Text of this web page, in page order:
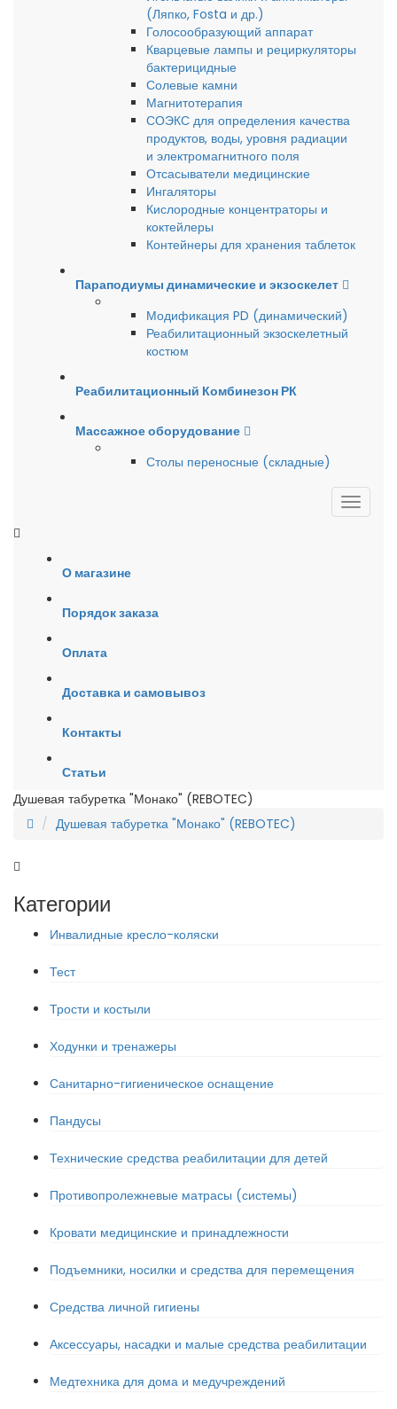
(Ляпко, Fosta и др.)
Голосообразующий аппарат
Кварцевые лампы и рециркуляторы
бактерицидные
Солевые камни
Магнитотерапия
СОЭКС для определения качества
продуктов, воды, уровня радиации
и электромагнитного поля
Отсасыватели медицинские
Ингаляторы
Кислородные концентраторы и
коктейлеры
Контейнеры для хранения таблеток
Параподиумы динамические и экзоскелет
Модификация PD (динамический)
Реабилитационный экзоскелетный
костюм
Реабилитационный Комбинезон РК
Массажное оборудование
Столы переносные (складные)
О магазине
Порядок заказа
Оплата
Доставка и самовывоз
Контакты
Статьи
Душевая табуретка "Монако" (REBOTEC)
Душевая табуретка "Монако" (REBOTEC)
Категории
Инвалидные кресло-коляски
Тест
Трости и костыли
Ходунки и тренажеры
Санитарно-гигиеническое оснащение
Пандусы
Технические средства реабилитации для детей
Противопролежневые матрасы (системы)
Кровати медицинские и принадлежности
Подъемники, носилки и средства для перемещения
Средства личной гигиены
Аксессуары, насадки и малые средства реабилитации
Медтехника для дома и медучреждений